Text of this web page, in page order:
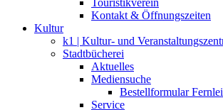
Touristikverein
Kontakt & Öffnungszeiten
Kultur
k1 | Kultur- und
Stadtbücherei
Aktuelles
Mediensuche
Bestellformular
Service